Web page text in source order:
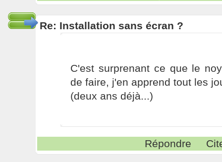
Re: Installation sans écran ?
C'est surprenant ce que le
de faire, j'en apprend tout les
(deux ans déjà...)
Répondre